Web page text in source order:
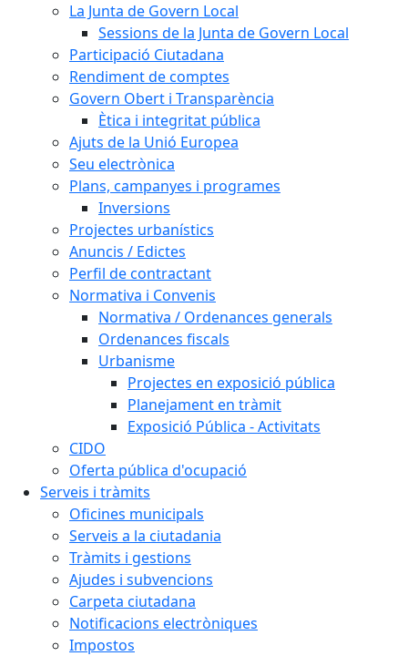
La Junta de Govern Local
Sessions de la Junta de Govern Local
Participació Ciutadana
Rendiment de comptes
Govern Obert i Transparència
Ètica i integritat pública
Ajuts de la Unió Europea
Seu electrònica
Plans, campanyes i programes
Inversions
Projectes urbanístics
Anuncis / Edictes
Perfil de contractant
Normativa i Convenis
Normativa / Ordenances generals
Ordenances fiscals
Urbanisme
Projectes en exposició pública
Planejament en tràmit
Exposició Pública - Activitats
CIDO
Oferta pública d'ocupació
Serveis i tràmits
Oficines municipals
Serveis a la ciutadania
Tràmits i gestions
Ajudes i subvencions
Carpeta ciutadana
Notificacions electròniques
Impostos